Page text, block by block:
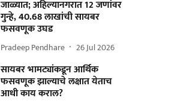
जाळ्यात; अहिल्यानगरात 12 जणांवर
गुन्हे, 40.68 लाखांची सायबर
फसवणूक उघड
Pradeep Pendhare 26 Jul 2026
सायबर भामट्यांकडून आर्थिक
फसवणूक झाल्याचे लक्षात येताच
आधी काय कराल?